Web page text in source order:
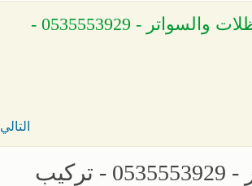
» سواتر ومظلات الاختيار الاول - عروض حصريه وخصومات جديد للمظلات والسواتر - 0535553929 -
← التالي
مظلات وسواتر الاختيار الجديد بالرياض - بافضل الاسعار - 0535553929 - تركيب